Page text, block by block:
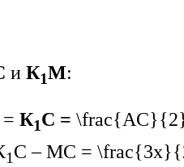
и К1М:
= К1С =
1С – МС =